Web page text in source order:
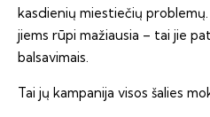
kasdienių miestiečių
jiems rūpi mažiausia – tai jie
balsavimais.
Tai jų kampanija visos šalies